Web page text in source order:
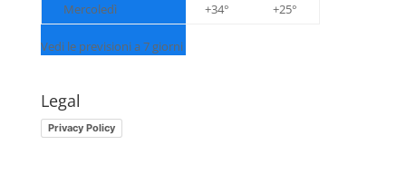
Mercoledì
+34° +25°
Vedi le previsioni a 7 giorni
Legal
Privacy Policy